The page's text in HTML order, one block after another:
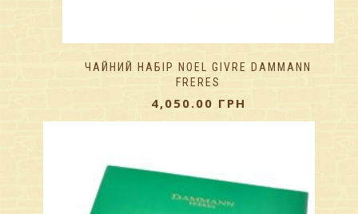
ЧАЙНИЙ НАБІР NOEL GIVRE DAMMANN
FRERES
4,050.00 ГРН